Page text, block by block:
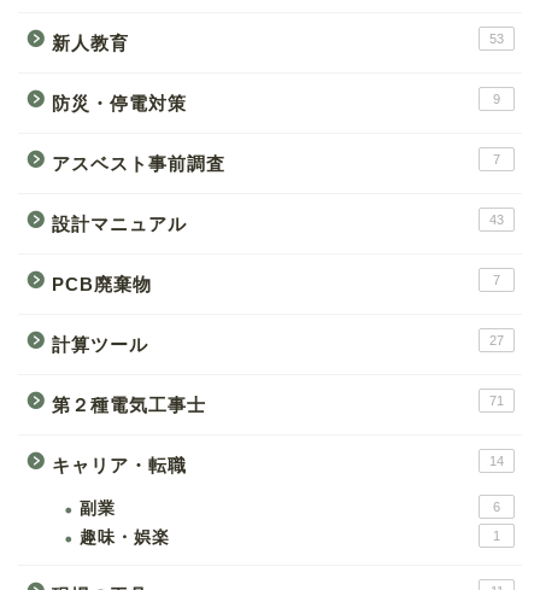
新人教育 53
防災・停電対策 9
アスベスト事前調査 7
設計マニュアル 43
PCB廃棄物 7
計算ツール 27
第２種電気工事士 71
キャリア・転職 14
副業 6
趣味・娯楽 1